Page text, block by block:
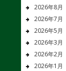
2026年8月
2026年7月
2026年5月
2026年3月
2026年2月
2026年1月